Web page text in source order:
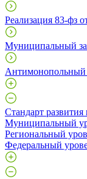
Реализация 83-фз
Муниципальный
Антимонопольный
Стандарт
Муниципальный
Региональный
Федеральный